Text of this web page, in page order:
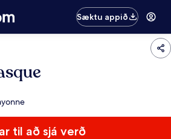
Sæktu appið
til að sjá verð